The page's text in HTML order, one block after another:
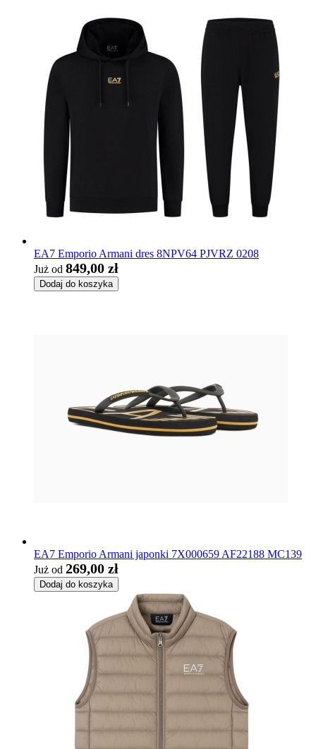
EA7 Emporio Armani dres 8NPV64 PJVRZ 0208
Już od 849,00 zł
Dodaj do koszyka
EA7 Emporio Armani japonki 7X000659 AF22188 MC139
Już od 269,00 zł
Dodaj do koszyka